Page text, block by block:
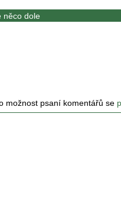
něco dole
možnost psaní komentářů se